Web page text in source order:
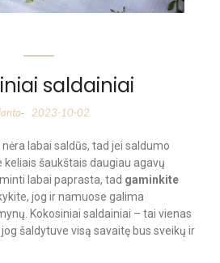
saldainiai
- 2023-10-02
labai saldūs, tad jei saldumo
šaukštais daugiau agavų
labai paprasta, tad gaminkite
jog ir namuose galima
Kokosiniai saldainiai – tai vienas
šaldytuve visą savaitę bus sveikų ir